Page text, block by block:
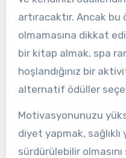
artıracaktır. Ancak bu
olmamasına dikkat
bir kitap almak, spa
hoşlandığınız bir
alternatif ödüller
Motivasyonunuzu
diyet yapmak, sağlıklı
sürdürülebilir